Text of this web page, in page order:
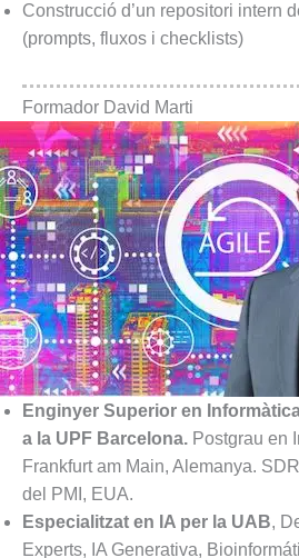
Construcció d’un repositori intern
(prompts, fluxos i checklists)
Formador David Marti
Enginyer Superior en
a la UPF Barcelona. Postgrau en
Frankfurt am Main, Alemanya.
del PMI, EUA.
Especialitzat en IA per la UAB,
Experts, IA Generativa,